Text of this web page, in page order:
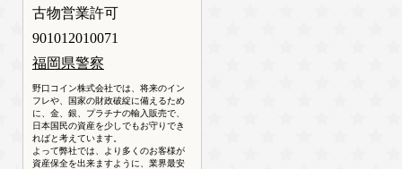
古物営業許可
901012010071
福岡県警察
野口コイン株式会社では、将来のイン
フレや、国家の財政破綻に備えるため
に、金、銀、プラチナの輸入販売で、
日本国民の資産を少しでもお守りでき
ればと考えています。
よって弊社では、より多くのお客様が
資産保全を出来ますように、業界最安